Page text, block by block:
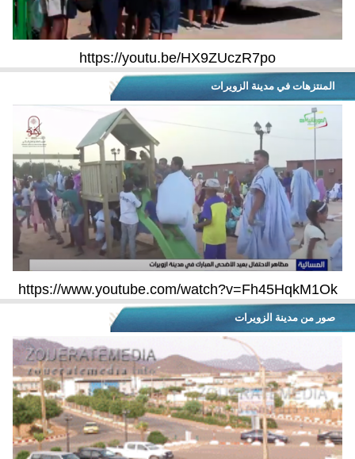
https://youtu.be/HX9ZUczR7po
المنتزهات في مدينة الزويرات
https://www.youtube.com/watch?v=Fh45HqkM1Ok
صور من مدينة الزويرات